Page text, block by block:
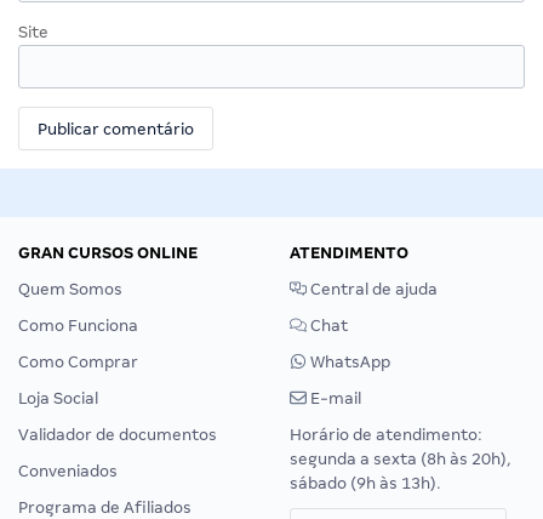
Site
GRAN CURSOS ONLINE
Quem Somos
Como Funciona
Como Comprar
Loja Social
Validador de documentos
Conveniados
Programa de Afiliados
ATENDIMENTO
Central de ajuda
Chat
WhatsApp
E-mail
Horário de atendimento:
segunda a sexta (8h às 20h),
sábado (9h às 13h).